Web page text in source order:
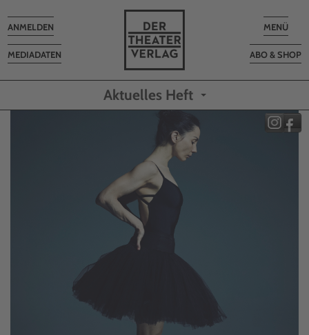
Toggle
MENÜ
ABO & SHOP
MEDIADATEN
Toggle
navigation
ANMELDEN
Aktuelles Heft